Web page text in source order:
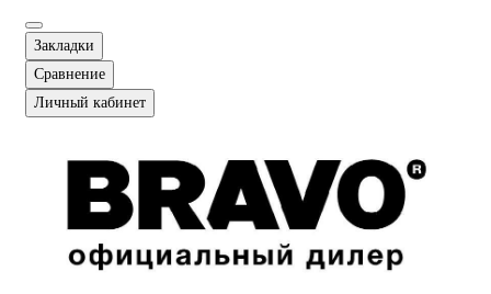
Закладки
Сравнение
Личный кабинет